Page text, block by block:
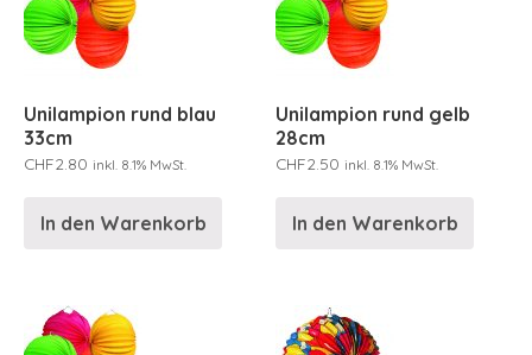
Unilampion rund blau
33cm
CHF2.80 inkl. 8.1% MwSt.
In den Warenkorb
Unilampion rund gelb
28cm
CHF2.50 inkl. 8.1% MwSt.
In den Warenkorb